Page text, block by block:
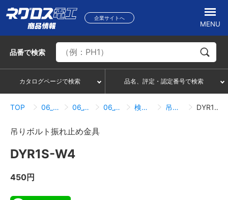
企業サイトへ
MENU
品番で検索
カタログページで検索 品名、評定・認定番号で検索
TOP 06_吊り・振れ止め部材 06_10_振れ止め金具 06_10_01_1方向 検索結果一覧 吊りボルト振れ止め金具 DYR1S-W4
吊りボルト振れ止め金具
DYR1S-W4
450円